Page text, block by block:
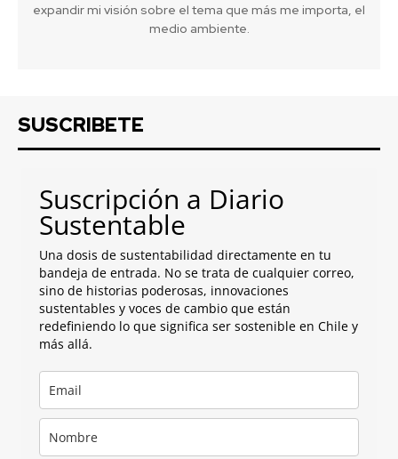
expandir mi visión sobre el tema que más me importa, el
medio ambiente.
SUSCRIBETE
Suscripción a Diario
Sustentable
Una dosis de sustentabilidad directamente en tu
bandeja de entrada. No se trata de cualquier correo,
sino de historias poderosas, innovaciones
sustentables y voces de cambio que están
redefiniendo lo que significa ser sostenible en Chile y
más allá.